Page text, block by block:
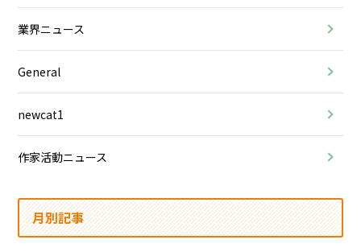
業界ニュース
General
newcat1
作家活動ニュース
月別記事